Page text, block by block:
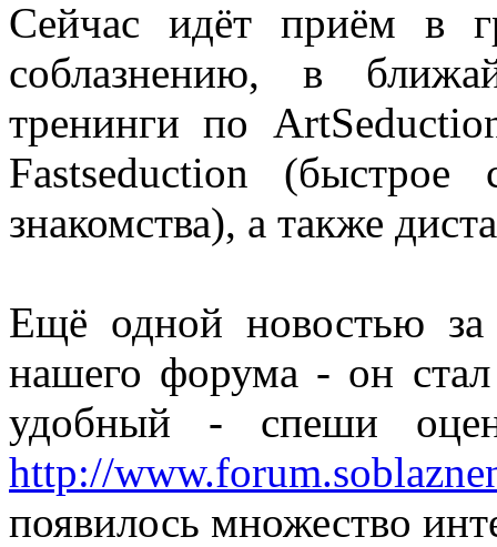
Сейчас идёт приём в
соблазнению, в
тренинги по
Fastseduction
знакомства), а также
Ещё одной новостью за
нашего форума - он
удобный - спеши
http://
появилось множество